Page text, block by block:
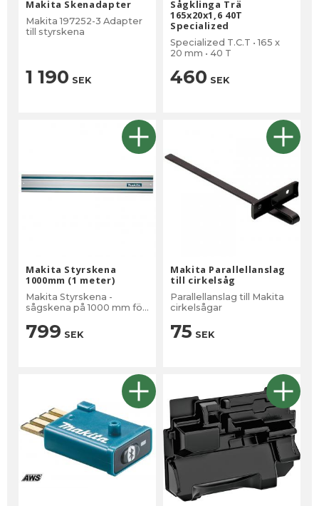
Makita Skenadapter
Makita 197252-3 Adapter
till styrskena
1 190 SEK
Sågklinga Trä
165x20x1,6 40T
Specialized
Specialized T.C.T • 165 x
20 mm • 40 T
460 SEK
Makita Styrskena
1000mm (1 meter)
Makita Styrskena -
sågskena på 1000 mm för
799 SEK
Makita Parallellanslag
till cirkelsåg
Parallellanslag till Makita
cirkelsågar
75 SEK